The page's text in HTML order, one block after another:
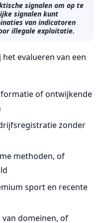
signalen om op te
signalen kunt
van indicatoren
illegale exploitatie.
evalueren van een
of ontwijkende
zonder
methoden, of
sport en recente
domeinen, of